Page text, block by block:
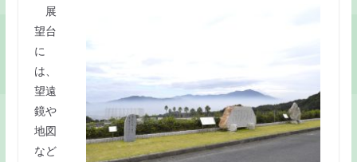
展
望台
に
は、
望遠
鏡や
地図
など